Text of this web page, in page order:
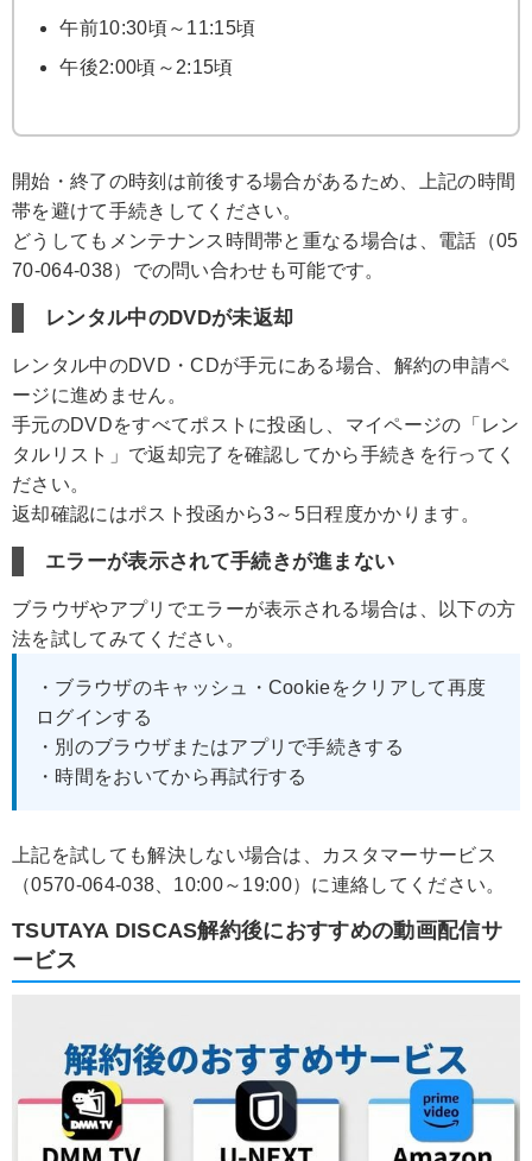
午前10:30頃～11:15頃
午後2:00頃～2:15頃
開始・終了の時刻は前後する場合があるため、上記の時間
帯を避けて手続きしてください。
どうしてもメンテナンス時間帯と重なる場合は、電話（05
70-064-038）での問い合わせも可能です。
レンタル中のDVDが未返却
レンタル中のDVD・CDが手元にある場合、解約の申請ペ
ージに進めません。
手元のDVDをすべてポストに投函し、マイページの「レン
タルリスト」で返却完了を確認してから手続きを行ってく
ださい。
返却確認にはポスト投函から3～5日程度かかります。
エラーが表示されて手続きが進まない
ブラウザやアプリでエラーが表示される場合は、以下の方
法を試してみてください。
・ブラウザのキャッシュ・Cookieをクリアして再度
ログインする
・別のブラウザまたはアプリで手続きする
・時間をおいてから再試行する
上記を試しても解決しない場合は、カスタマーサービス
（0570-064-038、10:00～19:00）に連絡してください。
TSUTAYA DISCAS解約後におすすめの動画配信サ
ービス